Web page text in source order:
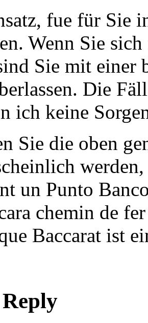
fue für Sie
Wenn Sie
Sie mit einer
Die
ich keine
Sie die oben
un Punto
chemin de
Baccarat ist